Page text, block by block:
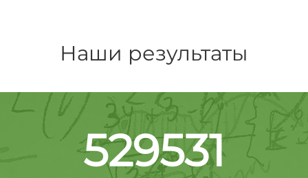
Наши результаты
529531